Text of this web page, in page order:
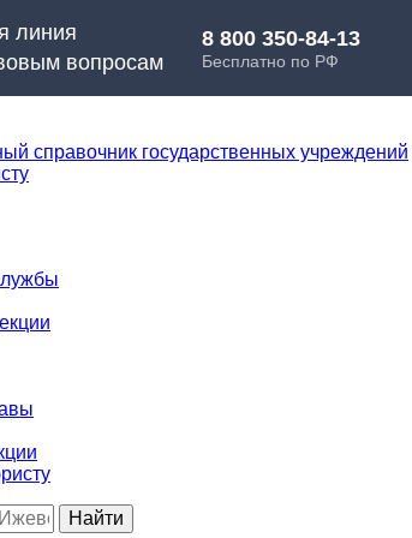
справочник государственных учреждений